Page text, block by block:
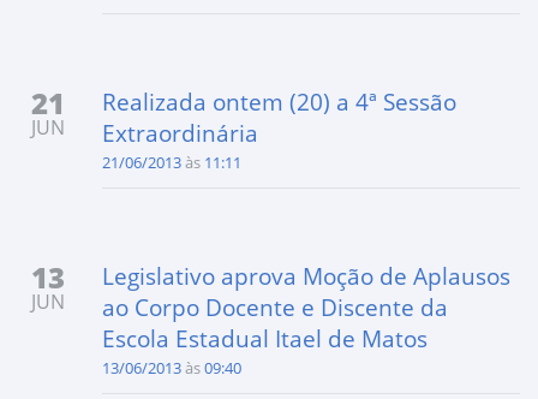
21
JUN
Realizada ontem (20) a 4ª Sessão
Extraordinária
21/06/2013às 11:11
13
JUN
Legislativo aprova Moção de Aplausos
ao Corpo Docente e Discente da
Escola Estadual Itael de Matos
13/06/2013às09:40